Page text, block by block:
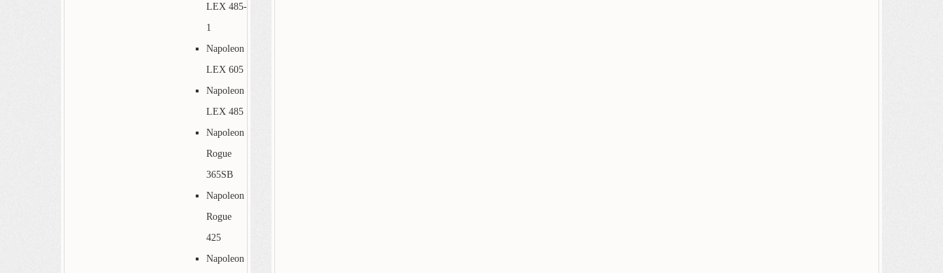
LEX 485-
1
Napoleon
LEX 605
Napoleon
LEX 485
Napoleon
Rogue
365SB
Napoleon
Rogue
425
Napoleon